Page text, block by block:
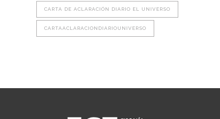
CARTA DE ACLARACIÓN DIARIO EL UNIVERSO
CARTAACLARACIONDIARIOUNIVERSO